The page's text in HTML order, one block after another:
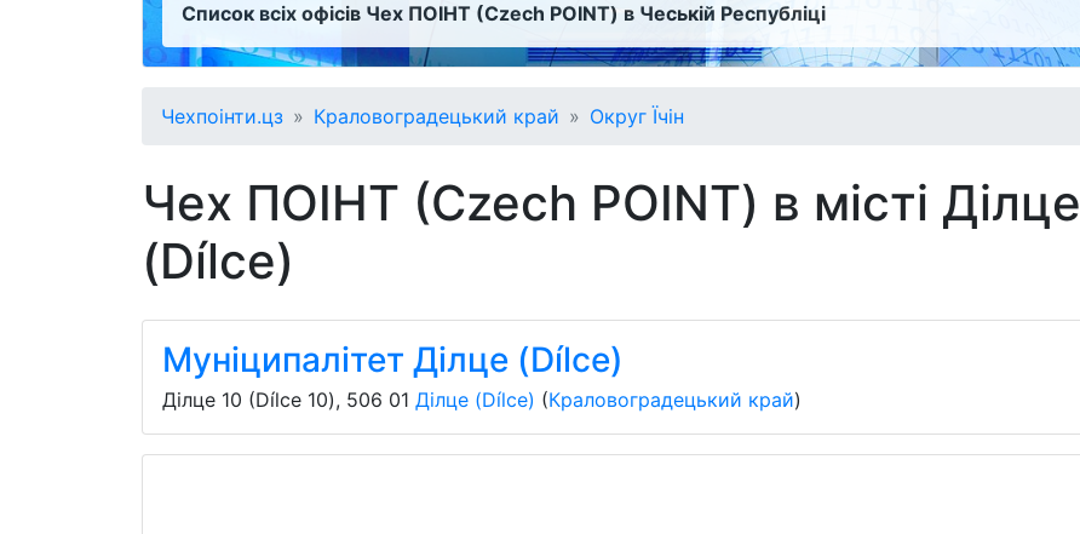
Список всіх офісів Чех ПОІНТ (Czech POINT) в Чеській Республіці
Чехпоінти.цз Краловоградецький край Округ Їчін
Чех ПОІНТ (Czech POINT) в місті Ділце
(Dílce)
Муніципалітет Ділце (Dílce)
Ділце 10 (Dílce 10), 506 01 Ділце (Dílce) (Краловоградецький край)